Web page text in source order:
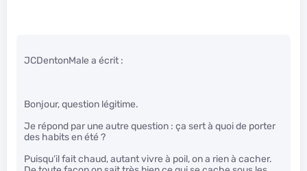
JCDentonMale a écrit :
Bonjour, question légitime.
Je répond par une autre question : ça sert à quoi de porter
des habits en été ?
Puisqu’il fait chaud, autant vivre à poil, on a rien à cacher.